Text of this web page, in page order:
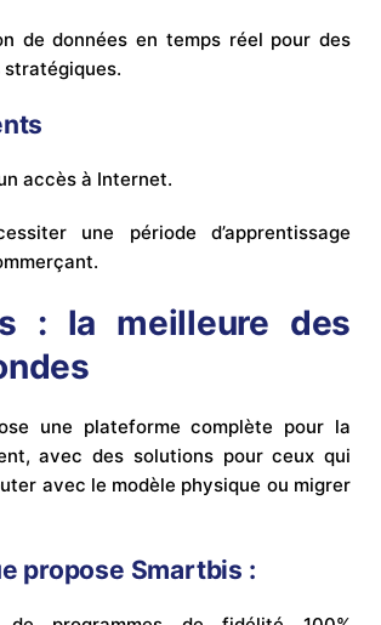
de données en temps réel pour des
accès à Internet.
une période d’apprentissage
: la meilleure des
une plateforme complète pour la
avec des solutions pour ceux qui
avec le modèle physique ou migrer
propose Smartbis :